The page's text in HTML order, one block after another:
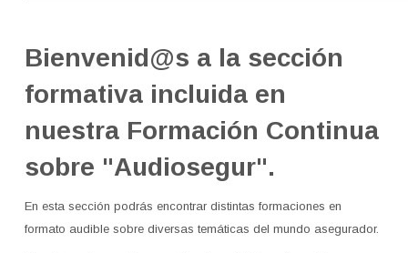
Tutorial de uso de la Plataforma
courses
Bienvenid@s a la sección
formativa incluida en
nuestra Formación Continua
sobre "Audiosegur".
En esta sección podrás encontrar distintas formaciones en
formato audible sobre diversas temáticas del mundo asegurador.